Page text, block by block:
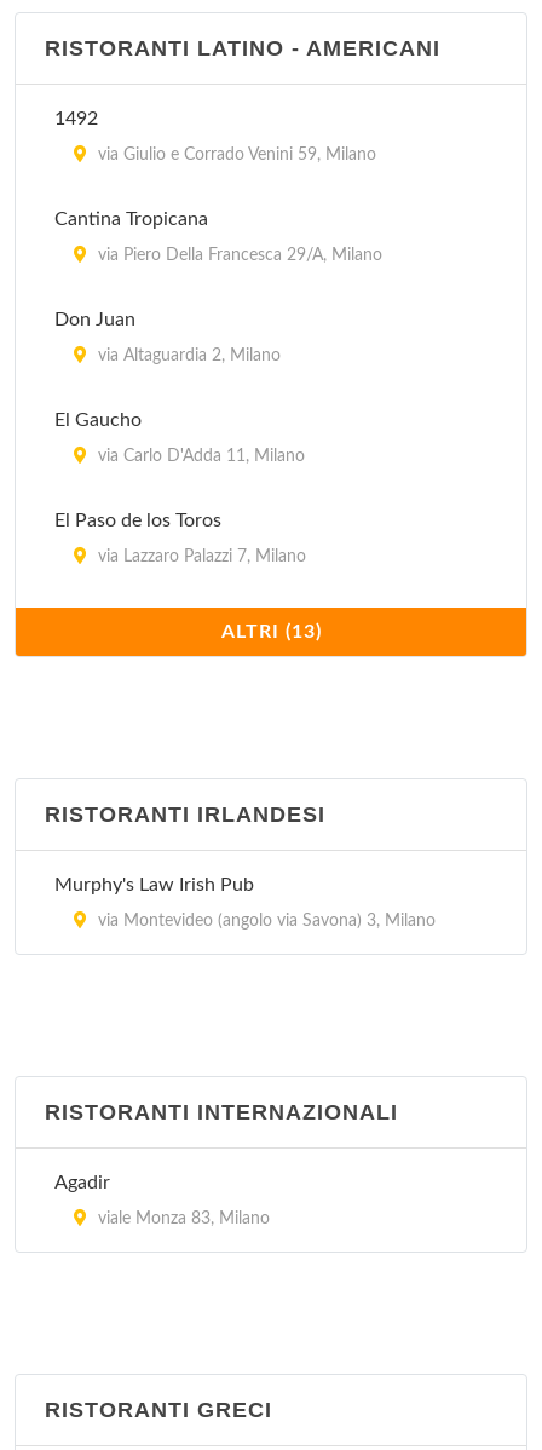
RISTORANTI LATINO - AMERICANI
1492
via Giulio e Corrado Venini 59, Milano
Cantina Tropicana
via Piero Della Francesca 29/A, Milano
Don Juan
via Altaguardia 2, Milano
El Gaucho
via Carlo D'Adda 11, Milano
El Paso de los Toros
via Lazzaro Palazzi 7, Milano
via Conegliano 5, Milano
El Tipico Latino Americano
Havana Cafè
viale Bligny 50, Milano
La Hora Feliz
ALTRI (13)
RISTORANTI IRLANDESI
Murphy's Law Irish Pub
via Montevideo (angolo via Savona) 3, Milano
RISTORANTI INTERNAZIONALI
Agadir
viale Monza 83, Milano
RISTORANTI GRECI